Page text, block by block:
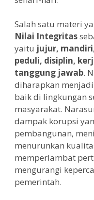
Salah satu materi
Nilai Integritas
yaitu jujur,
peduli, disiplin,
tanggung jawab.
diharapkan
baik di lingkungan
masyarakat.
dampak korupsi
pembangunan,
menurunkan
memperlambat
mengurangi
pemerintah.